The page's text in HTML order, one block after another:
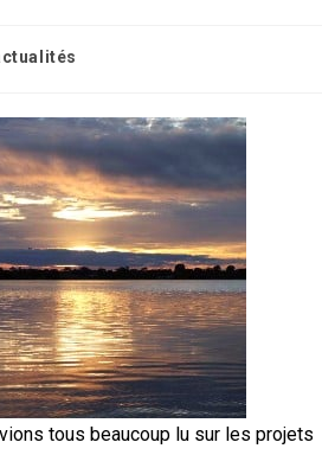
tous beaucoup lu sur les projets